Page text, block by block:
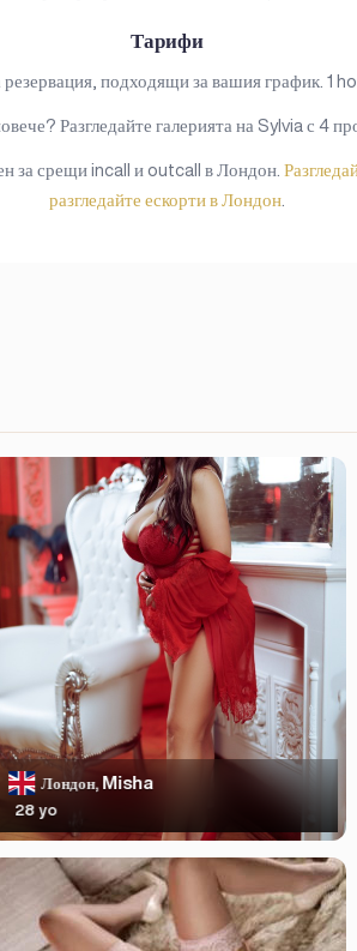
Тарифи
резервация, подходящи за вашия график. 1
Разгледайте галерията на Sylvia с 4
за срещи incall и outcall в Лондон.
разгледайте ескорти в Лондон.
Лондон,Misha
28 yo